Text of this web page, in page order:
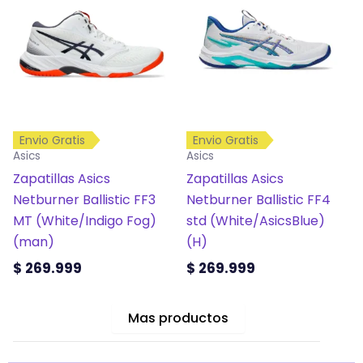
Envio Gratis
Asics
Zapatillas Asics
Netburner Ballistic FF3
MT (White/Indigo Fog)
(man)
$ 269.999
múltiples
variantes.
Las
pueden
elegir
en
la
página
de
producto
Envio Gratis
Asics
Zapatillas Asics
Netburner Ballistic FF4
std (White/AsicsBlue)
(H)
$ 269.999
tiene
múltiples
variantes.
pueden
elegir
en
la
página
de
producto
Mas productos